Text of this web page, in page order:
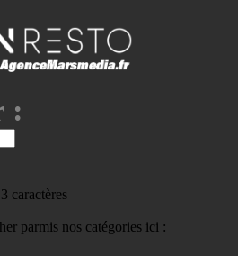
:
caractères
parmis nos catégories ici :